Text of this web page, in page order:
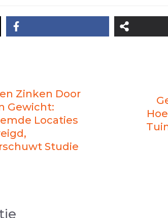
Zinken Door
Gewicht:
Locaties
Studie